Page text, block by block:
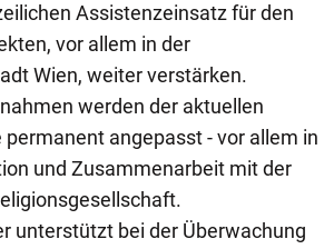
Assistenzeinsatz für den
vor allem in der
Wien, weiter verstärken.
werden der aktuellen
angepasst - vor allem in
und Zusammenarbeit mit der
unterstützt bei der Überwachung